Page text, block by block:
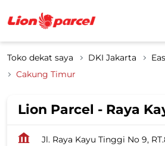
Toko dekat saya DKI Jakarta
Cakung Timur
Lion Parcel - Raya
Jl. Raya Kayu Tinggi No 9,